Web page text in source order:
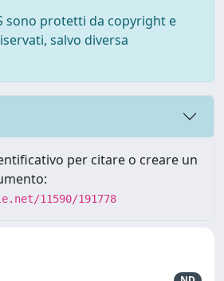
sono protetti da copyright e
salvo diversa
per citare o creare un
11590/191778